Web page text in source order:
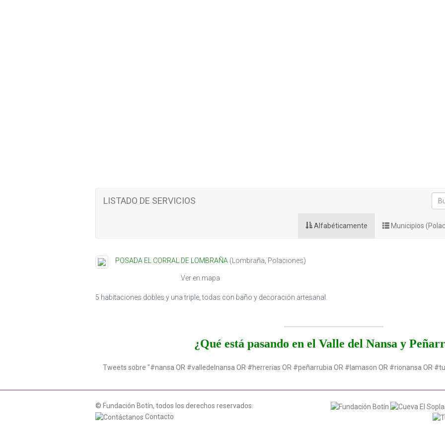
LISTADO DE SERVICIOS
Alfabéticamente Municipios
POSADA EL CORRAL DE LOMBRAÑA ( Lombraña Polaciones)
Ver en mapa
5 habitaciones dobles y una triple, todas con baño y decoración artesanal.
¿Qué está pasando en el Valle del Nansa y
Tweets sobre "#nansa OR #valledelnansa OR #herrerias OR #peñarrubia OR #lamason OR #rionansa OR
© Fundación Botín, todos los derechos reservados.
Contacto